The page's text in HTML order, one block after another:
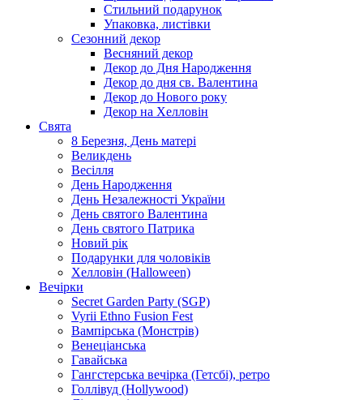
Стильний подарунок
Упаковка, листівки
Сезонний декор
Весняний декор
Декор до Дня Народження
Декор до дня св. Валентина
Декор до Нового року
Декор на Хелловін
Свята
8 Березня, День матері
Великдень
Весілля
День Народження
День Незалежності України
День святого Валентина
День святого Патрика
Новий рік
Подарунки для чоловіків
Хелловін (Halloween)
Вечірки
Secret Garden Party (SGP)
Vyrii Ethno Fusion Fest
Вампірська (Монстрів)
Венеціанська
Гавайська
Гангстерська вечірка (Гетсбі), ретро
Голлівуд (Hollywood)